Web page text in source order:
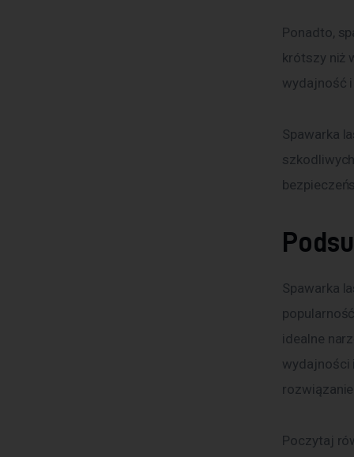
Ponadto,
krótszy niż
wydajność
Spawarka
Spawarka
idealne
wydajności
Poczytaj